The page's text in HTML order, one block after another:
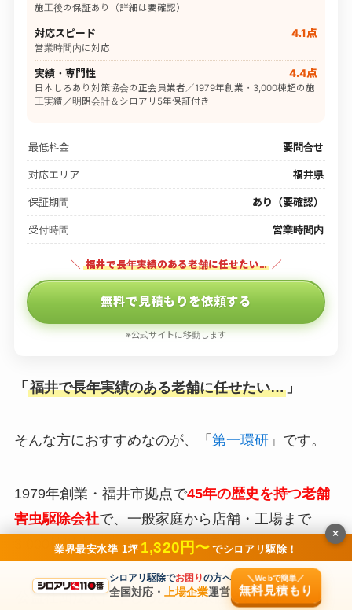
施工後の保証あり（詳細は要確認）
対応スピード 4.1点
営業時間内に対応
実績・専門性 4.4点
日本しろあり対策協会の正会員業者／1979年創業・3,000棟超の施
工実績／明朗会計＆シロアリ5年保証付き
最低料金 要問合せ
対応エリア 福井県
保証期間 あり（要確認）
受付時間 営業時間内
＼ 福井で長年実績のある老舗に任せたい… ／
無料で見積もりを依頼する
※公式サイトに移動します
「 福井で長年実績のある老舗に任せたい…」
そんな方におすすめなのが、「 第一環研」です。
1979年創業・福井市拠点で45年の歴史を持つ老舗
害虫駆除会社で、一般家庭から店舗・工場まで
3,000棟以上のシロアリ施工実績を誇ります。
公益社団法人日本しろあり対策協会と日本ペスト
業界最安水準 1坪 1,320円〜 でシロアリ駆除！
シロアリ駆除でお困りの方へ
全国対応・ 上場企業運営
＼Webで簡単／
無料見積もり
×